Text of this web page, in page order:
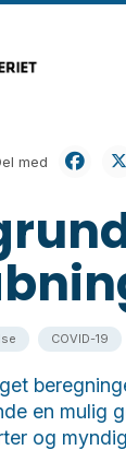
med
COVID-19
en mulig
og